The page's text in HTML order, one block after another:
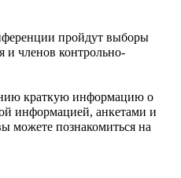
пройдут выборы
и членов контрольно-
краткую информацию о
информацией, анкетами и
можете познакомиться на